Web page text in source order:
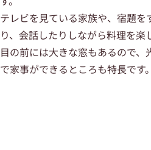
テレビを見ている家族や、宿題
り、会話したりしながら料理を楽
目の前には大きな窓もあるので、
で家事ができるところも特長です。